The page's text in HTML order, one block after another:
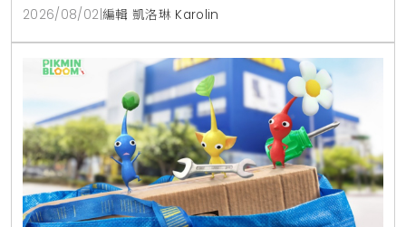
2026/08/02 編輯 凱洛琳 Karolin